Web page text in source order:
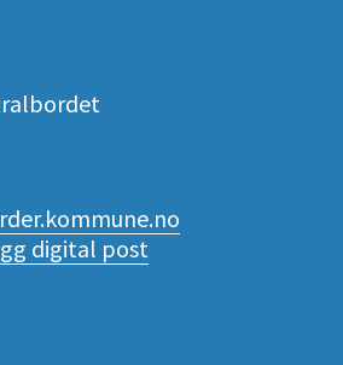
digital post